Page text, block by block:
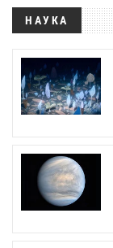
НАУКА